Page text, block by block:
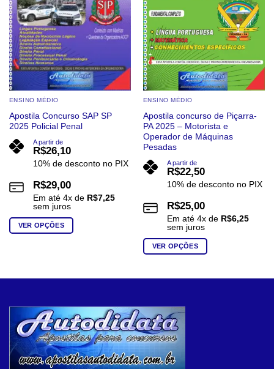
ENSINO MÉDIO
Apostila Concurso SAP SP
2025 Policial Penal
A partir de
R$26,10
10% de desconto no PIX
R$29,00
Em até 4x de R$7,25
sem juros
VER OPÇÕES
várias
opções
podem
ser
escolhidas
ENSINO MÉDIO
Apostila concurso de Piçarra-
PA 2025 – Motorista e
Operador de Máquinas
Pesadas
A partir de
R$22,50
10% de desconto no PIX
R$25,00
Em até 4x de R$6,25
sem juros
VER OPÇÕES
variantes.
As
opções
podem
ser